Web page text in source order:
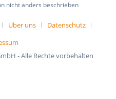
nicht anders beschrieben
Über uns
Datenschutz
- Alle Rechte vorbehalten